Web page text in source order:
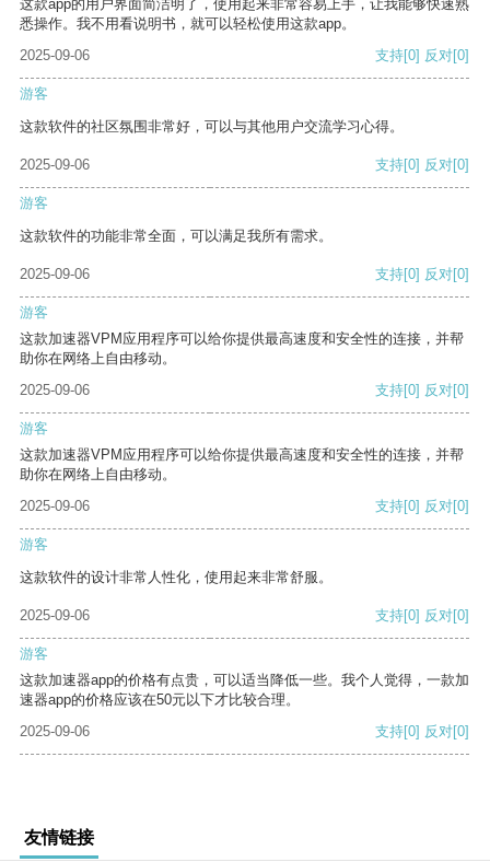
这款app的用户界面简洁明了，使用起来非常容易上手，让我能够快速熟
悉操作。我不用看说明书，就可以轻松使用这款app。
2025-09-06
支持[0] 反对[0]
游客
这款软件的社区氛围非常好，可以与其他用户交流学习心得。
2025-09-06 支持[0] 反对[0]
游客
这款软件的功能非常全面，可以满足我所有需求。
2025-09-06 支持[0] 反对[0]
游客
这款加速器VPM应用程序可以给你提供最高速度和安全性的连接，并帮
助你在网络上自由移动。
2025-09-06
支持[0] 反对[0]
游客
这款加速器VPM应用程序可以给你提供最高速度和安全性的连接，并帮
助你在网络上自由移动。
2025-09-06
支持[0] 反对[0]
游客
这款软件的设计非常人性化，使用起来非常舒服。
2025-09-06 支持[0] 反对[0]
游客
这款加速器app的价格有点贵，可以适当降低一些。我个人觉得，一款加
速器app的价格应该在50元以下才比较合理。
2025-09-06
支持[0] 反对[0]
友情链接